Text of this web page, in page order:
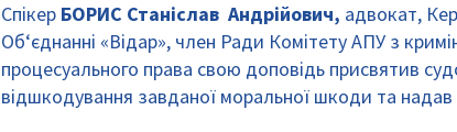
Спікер БОРИС Станіслав Андрійович, адвокат,
Об‘єднанні «Відар», член Ради Комітету АПУ з
процесуального права свою доповідь присвятив
відшкодування завданої моральної шкоди та